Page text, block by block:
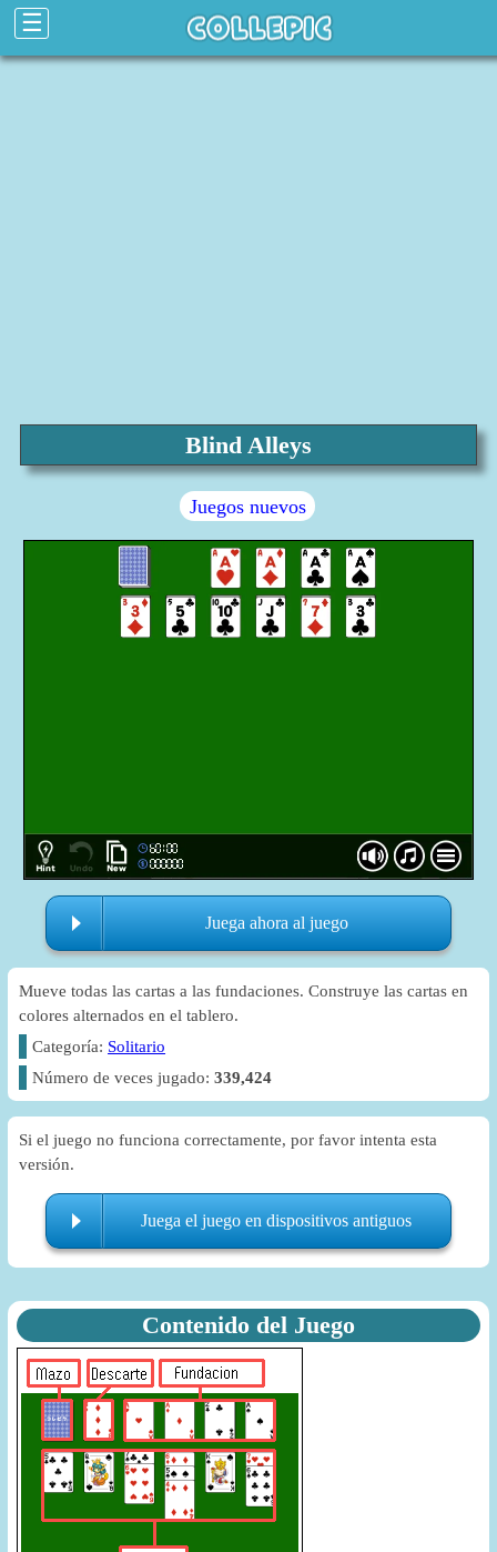
☰
Blind Alleys
Juegos nuevos
Juega ahora al juego
Mueve todas las cartas a las fundaciones. Construye las cartas en
colores alternados en el tablero.
Categoría: Solitario
Número de veces jugado:339,424
Si el juego no funciona correctamente, por favor intenta esta
versión.
Juega el juego en dispositivos antiguos
Contenido del Juego